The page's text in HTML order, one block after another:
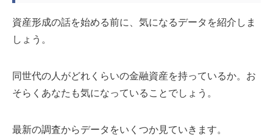
資産形成の話を始める前に、気になるデータを紹介しま
しょう。
同世代の人がどれくらいの金融資産を持っているか。お
そらくあなたも気になっていることでしょう。
最新の調査からデータをいくつか見ていきます。